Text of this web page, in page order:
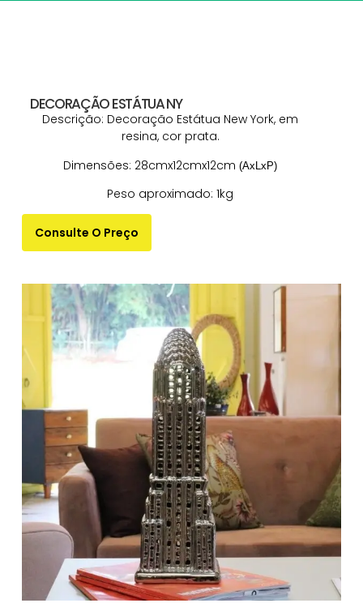
DECORAÇÃO ESTÁTUA NY
Descrição: Decoração Estátua New York, em
resina, cor prata.
Dimensões: 28cmx12cmx12cm (AxLxP)
Peso aproximado: 1kg
Consulte O Preço